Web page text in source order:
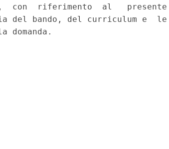
con  riferimento  al   presente
del bando, del curriculum e  le
domanda.